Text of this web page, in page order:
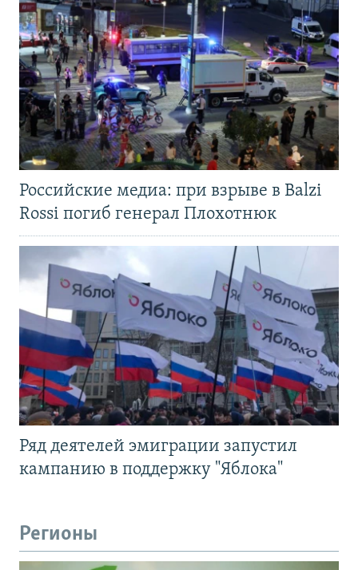
Российские медиа: при взрыве в Balzi
Rossi погиб генерал Плохотнюк
Ряд деятелей эмиграции запустил
кампанию в поддержку "Яблока"
Регионы